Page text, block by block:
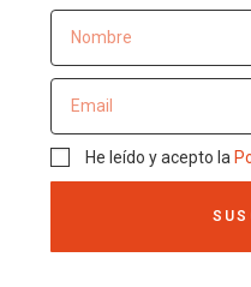
He leído y acepto la